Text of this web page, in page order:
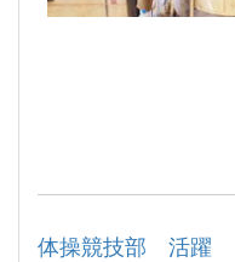
体操競技部 活躍